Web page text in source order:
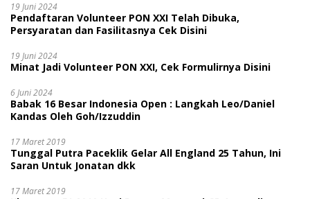
19 Juni 2024
Pendaftaran Volunteer PON XXI Telah Dibuka,
Persyaratan dan Fasilitasnya Cek Disini
19 Juni 2024
Minat Jadi Volunteer PON XXI, Cek Formulirnya Disini
6 Juni 2024
Babak 16 Besar Indonesia Open : Langkah Leo/Daniel
Kandas Oleh Goh/Izzuddin
17 Maret 2019
Tunggal Putra Paceklik Gelar All England 25 Tahun, Ini
Saran Untuk Jonatan dkk
17 Maret 2019